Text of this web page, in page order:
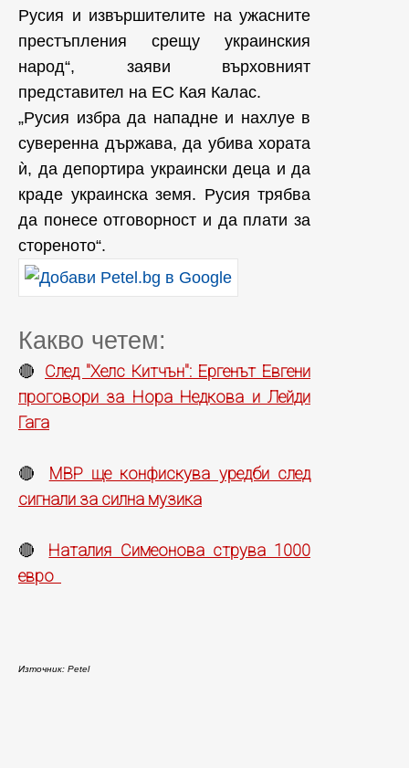
Русия и извършителите на ужасните
престъпления срещу украинския
народ“, заяви върховният
представител на ЕС Кая Калас.
„Русия избра да нападне и нахлуе в
суверенна държава, да убива хората
ѝ, да депортира украински деца и да
краде украинска земя. Русия трябва
да понесе отговорност и да плати за
стореното“.
Какво четем:
🔴 След "Хелс Китчън": Ергенът Евгени
проговори за Нора Недкова и Лейди
Гага
🔴 МВР ще конфискува уредби след
сигнали за силна музика
🔴 Наталия Симеонова струва 1000
евро
Източник: Petel